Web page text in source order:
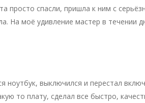
просто спасли, пришла к ним с
На моё удивление мастер в течении
ноутбук, выключился и перестал
то плату, сделал все быстро,